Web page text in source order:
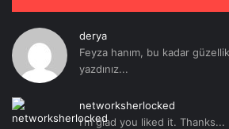
derya
Feyza hanım, bu kadar
yazdınız...
networksherlocked
I'm glad you liked it. Thanks...